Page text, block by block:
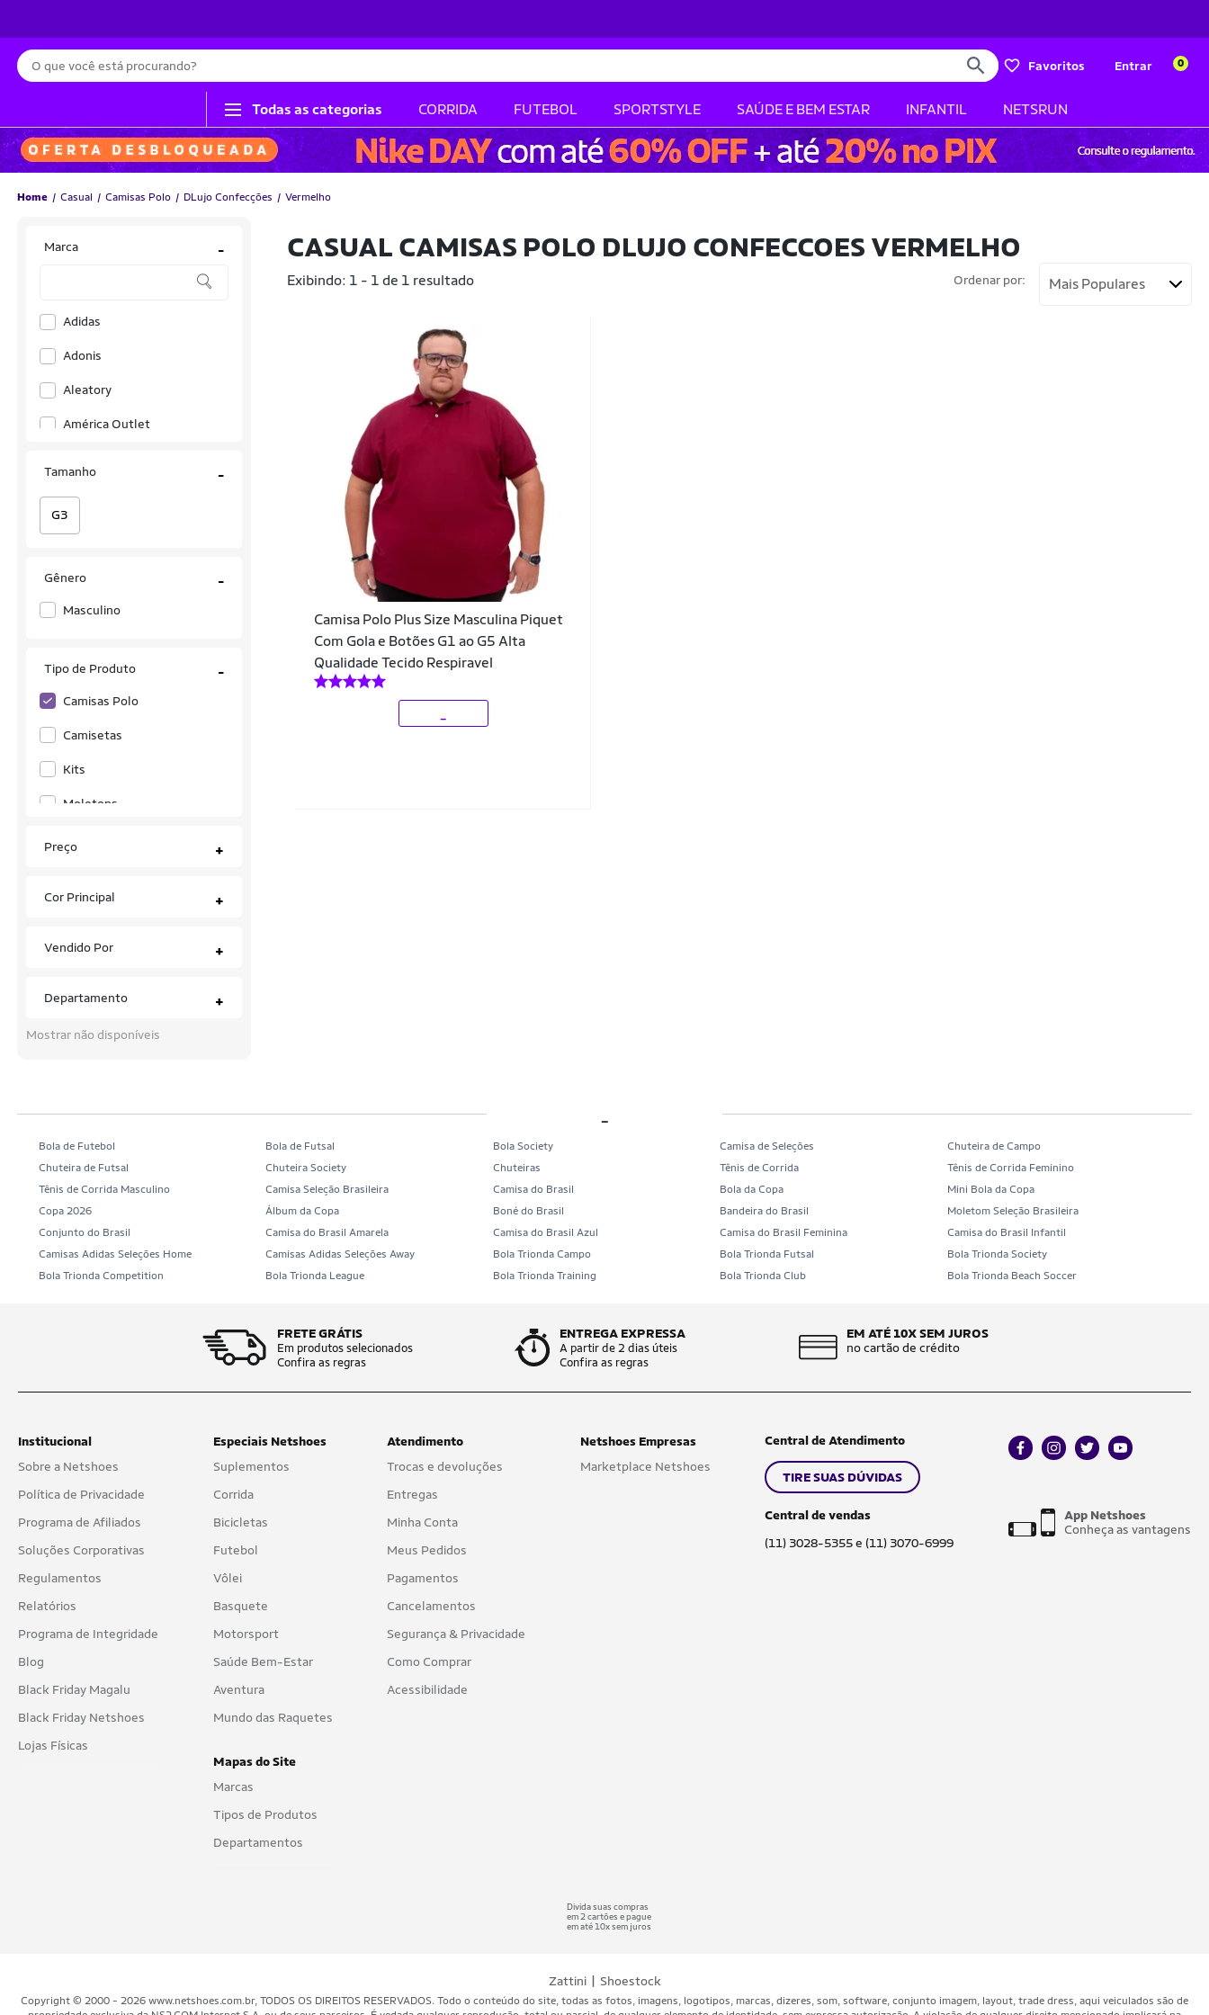
Busca
Favoritos Entrar 0
Todas as categorias CORRIDA FUTEBOL SPORTSTYLE SAÚDE E BEM ESTAR INFANTIL NETSRUN
Home Casual Camisas Polo DLujo Confecções Vermelho
Marca -
Adidas
Adonis
Aleatory
América Outlet
DAZE MODAS
Diametro
DLujo Confecções
DMB MODA
Docthos
Elite
Envoy
Fatal
Fico
Fila
FMF
Fred Perry
Hering
Hipica Polo Club
Individual
Industrie
John Pull
King&Joe
Malwee
Tamanho -
G3
Gênero -
Masculino
Tipo de Produto -
Camisas Polo
Camisetas
Kits
Moletons
Preço +
Cor Principal +
Vendido Por +
Departamento +
Mostrar não disponíveis
CASUAL CAMISAS POLO DLUJO CONFECCOES VERMELHO
Exibindo: 1 - 1 de 1 resultado Ordenar por:
Camisa Polo Plus Size Masculina Piquet
Com Gola e Botões G1 ao G5 Alta
Qualidade Tecido Respiravel
Bola de Futebol Bola de Futsal Bola Society Camisa de Seleções
Chuteira de Campo
Chuteira de Futsal
Chuteira Society Chuteiras Tênis de Corrida
Tênis de Corrida Feminino
Tênis de Corrida Masculino
Camisa Seleção Brasileira Camisa do Brasil Bola da Copa
Mini Bola da Copa
Copa 2026
Álbum da Copa Boné do Brasil Bandeira do Brasil
Moletom Seleção Brasileira
Conjunto do Brasil
Camisa do Brasil Amarela Camisa do Brasil Azul Camisa do Brasil Feminina
Camisa do Brasil Infantil
Camisas Adidas Seleções Home
Camisas Adidas Seleções Away Bola Trionda Campo Bola Trionda Futsal
Bola Trionda Society
Bola Trionda Competition
Bola Trionda League Bola Trionda Training Bola Trionda Club Bola Trionda Beach Soccer
FRETE GRÁTIS
Em produtos selecionados
Confira as regras
ENTREGA EXPRESSA
A partir de 2 dias úteis
Confira as regras
EM ATÉ 10X SEM JUROS
no cartão de crédito
Institucional
Sobre a Netshoes
Política de Privacidade
Programa de Afiliados
Soluções Corporativas
Regulamentos
Relatórios
Programa de Integridade
Blog
Black Friday Magalu
Black Friday Netshoes
Lojas Físicas
Especiais Netshoes
Suplementos
Corrida
Bicicletas
Futebol
Vôlei
Basquete
Motorsport
Saúde Bem-Estar
Aventura
Mundo das Raquetes
Mapas do Site
Marcas
Tipos de Produtos
Departamentos
Atendimento
Trocas e devoluções
Entregas
Minha Conta
Meus Pedidos
Pagamentos
Cancelamentos
Segurança & Privacidade
Como Comprar
Acessibilidade
Netshoes Empresas
Marketplace Netshoes
Central de Atendimento
TIRE SUAS DÚVIDAS
Central de vendas
(11) 3028-5355 e (11) 3070-6999
facebookinstagram
twitteryoutube
App Netshoes
Conheça as vantagens
Divida suas compras
em 2 cartões e pague
em até 10x sem juros
Zattini | Shoestock
Copyright © 2000 - 2026 www.netshoes.com.br, TODOS OS DIREITOS RESERVADOS. Todo o conteúdo do site, todas as fotos, imagens, logotipos, marcas, dizeres, som, software, conjunto imagem, layout, trade dress, aqui veiculados são de